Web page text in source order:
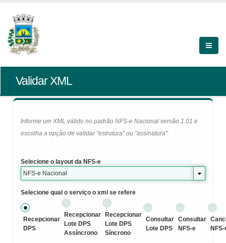
Validar XML
Informe um XML válido no padrão NFS-e Nacional versão 1.01 e
escolha a opção de validar "estrutura" ou "assinatura".
Selecione o layout da NFS-e
NFS-e Nacional
Selecione qual o serviço o xml se refere
Recepcionar
DPS
Recepcionar
Lote DPS
Assíncrono
Recepcionar
Lote DPS
Síncrono
Consultar
Lote DPS
Consultar
NFS-e
NFS-